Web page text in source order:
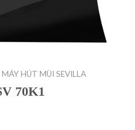
MÁY HÚT MÙI SEVILLA
70K1